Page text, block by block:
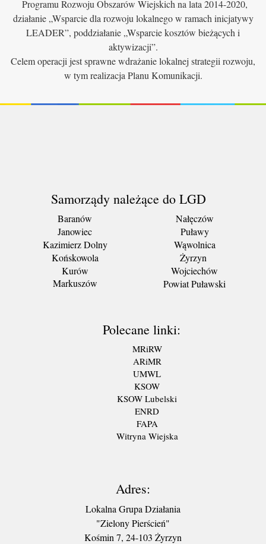
Programu Rozwoju Obszarów Wiejskich na lata 2014-2020,
działanie „Wsparcie dla rozwoju lokalnego w ramach inicjatywy
LEADER”, poddziałanie „Wsparcie kosztów bieżących i
aktywizacji”.
Celem operacji jest sprawne wdrażanie lokalnej strategii rozwoju,
w tym realizacja Planu Komunikacji.
Samorządy należące do LGD
Baranów
Janowiec
Kazimierz Dolny
Końskowola
Kurów
Markuszów
Nałęczów
Puławy
Wąwolnica
Żyrzyn
Wojciechów
Powiat Puławski
Polecane linki:
MRiRW
ARiMR
UMWL
KSOW
KSOW Lubelski
ENRD
FAPA
Witryna Wiejska
Adres:
Lokalna Grupa Działania
"Zielony Pierścień"
Kośmin 7, 24-103 Żyrzyn